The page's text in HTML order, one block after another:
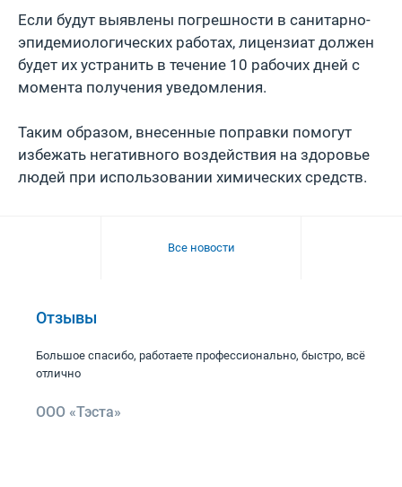
Если будут выявлены погрешности в санитарно-
эпидемиологических работах, лицензиат должен
будет их устранить в течение 10 рабочих дней с
момента получения уведомления.
Таким образом, внесенные поправки помогут
избежать негативного воздействия на здоровье
людей при использовании химических средств.
Все новости
Отзывы
Большое спасибо, работаете профессионально, быстро, всё
отлично
ООО «Тэста»